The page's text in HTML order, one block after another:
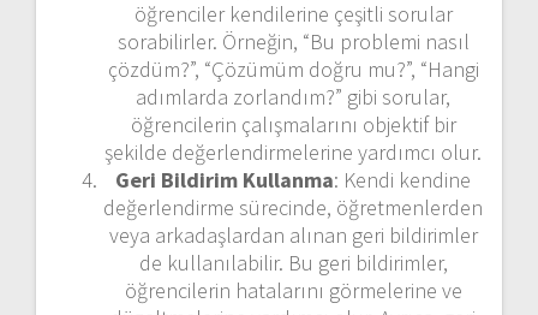
öğrenciler kendilerine çeşitli sorular
sorabilirler. Örneğin, “Bu problemi nasıl
çözdüm?”, “Çözümüm doğru mu?”, “Hangi
adımlarda zorlandım?” gibi sorular,
öğrencilerin çalışmalarını objektif bir
şekilde değerlendirmelerine yardımcı olur.
Geri Bildirim Kullanma: Kendi kendine
değerlendirme sürecinde, öğretmenlerden
veya arkadaşlardan alınan geri bildirimler
de kullanılabilir. Bu geri bildirimler,
öğrencilerin hatalarını görmelerine ve